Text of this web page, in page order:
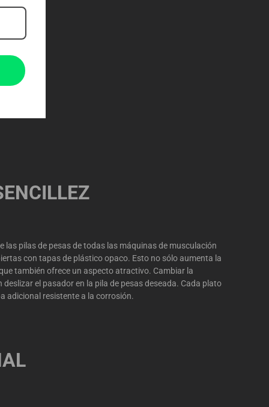
las pilas de pesas de todas las máquinas de musculación
con tapas de plástico opaco. Esto no sólo aumenta la
también ofrece un aspecto atractivo. Cambiar la
el pasador en la pila de pesas deseada. Cada plato
adicional resistente a la corrosión.